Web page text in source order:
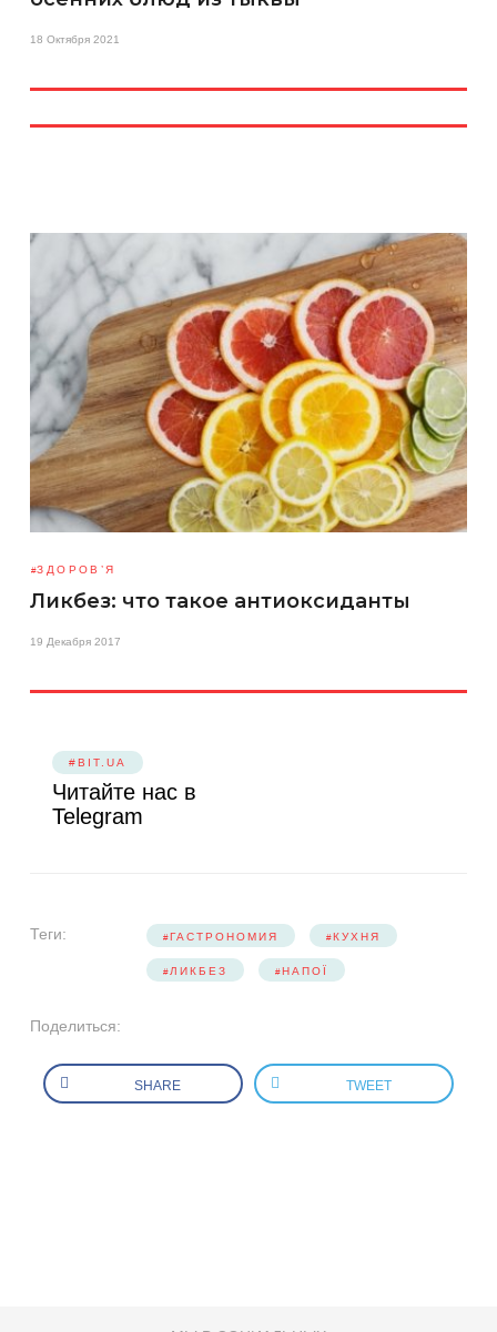
18 Октября 2021
ЗДОРОВ’Я
Ликбез: что такое антиоксиданты
19 Декабря 2017
#BIT.UA
Читайте нас в
Telegram
Теги: ГАСТРОНОМИЯ КУХНЯ
ЛИКБЕЗ НАПОЇ
Поделиться:
SHARE TWEET